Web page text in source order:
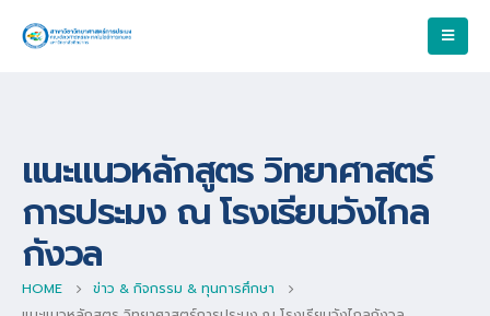
แนะแนวหลักสูตร วิทยาศาสตร์
การประมง ณ โรงเรียนวังไกล
กังวล
HOME
ข่าว & กิจกรรม & ทุนการศึกษา